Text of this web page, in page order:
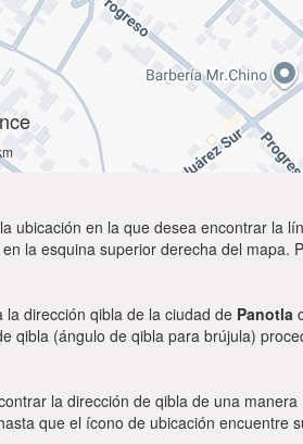
ubicación en la que desea encontrar la
la esquina superior derecha del mapa.
la dirección qibla de la ciudad de Panotla
qibla (ángulo de qibla para brújula)
la dirección de qibla de una
que el ícono de ubicación encuentre